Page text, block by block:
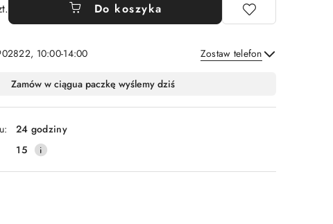
Do koszyka
10:00-14:00 Zostaw telefon
Zamów w ciągua paczkę wyślemy dziś
24 godziny
15